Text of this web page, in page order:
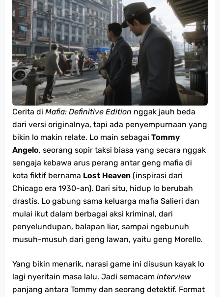
Cerita di Mafia: Definitive Edition nggak jauh beda
dari versi originalnya, tapi ada penyempurnaan yang
bikin lo makin relate. Lo main sebagai Tommy
Angelo, seorang sopir taksi biasa yang secara nggak
sengaja kebawa arus perang antar geng mafia di
kota fiktif bernama Lost Heaven (inspirasi dari
Chicago era 1930-an). Dari situ, hidup lo berubah
drastis. Lo gabung sama keluarga mafia Salieri dan
mulai ikut dalam berbagai aksi kriminal, dari
penyelundupan, balapan liar, sampai ngebunuh
musuh-musuh dari geng lawan, yaitu geng Morello.
Yang bikin menarik, narasi game ini disusun kayak lo
lagi nyeritain masa lalu. Jadi semacam interview
panjang antara Tommy dan seorang detektif. Format